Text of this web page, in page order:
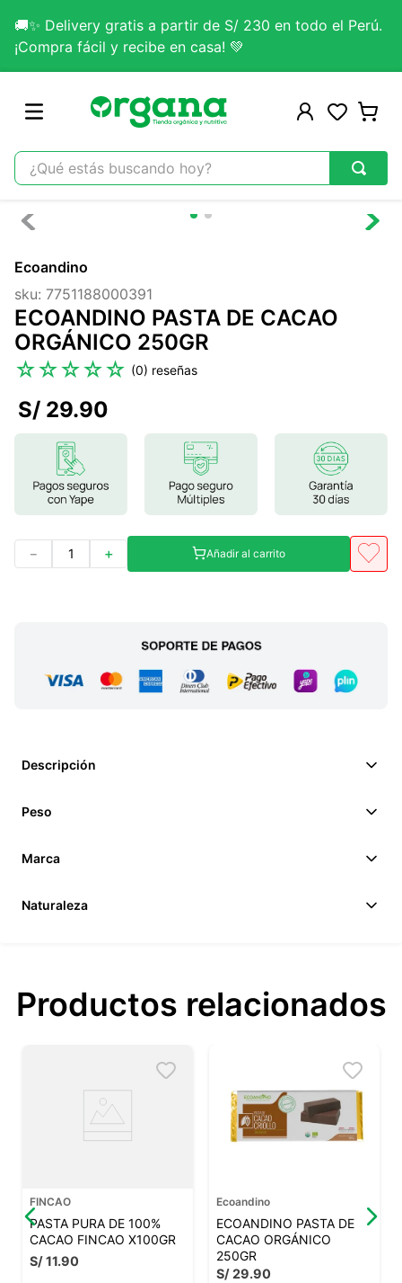
🚚✨ Delivery gratis a partir de S/ 230 en todo el Perú.
¡Compra fácil y recibe en casa! 💚
¿Qué estás buscando hoy?
TÉRMINOS MÁS BUSCADOS
2.
citrato magnesio
3.
colageno
4.
kefir
5 .
glicinato magnesio
magnesio
9.
stevia
Ecoandino
sku: 7751188000391
ECOANDINO PASTA DE CACAO
ORGÁNICO 250GR
☆☆☆☆☆ (0)
S/ 29.90
＋
－ Añadir al carrito
Descripción
Peso
Marca
Naturaleza
Productos relacionados
FINCAO
PASTA PURA DE 100%
CACAO FINCAO X100GR
S/11.90
Ecoandino
ECOANDINO PASTA DE
CACAO ORGÁNICO
250GR
S/29.90